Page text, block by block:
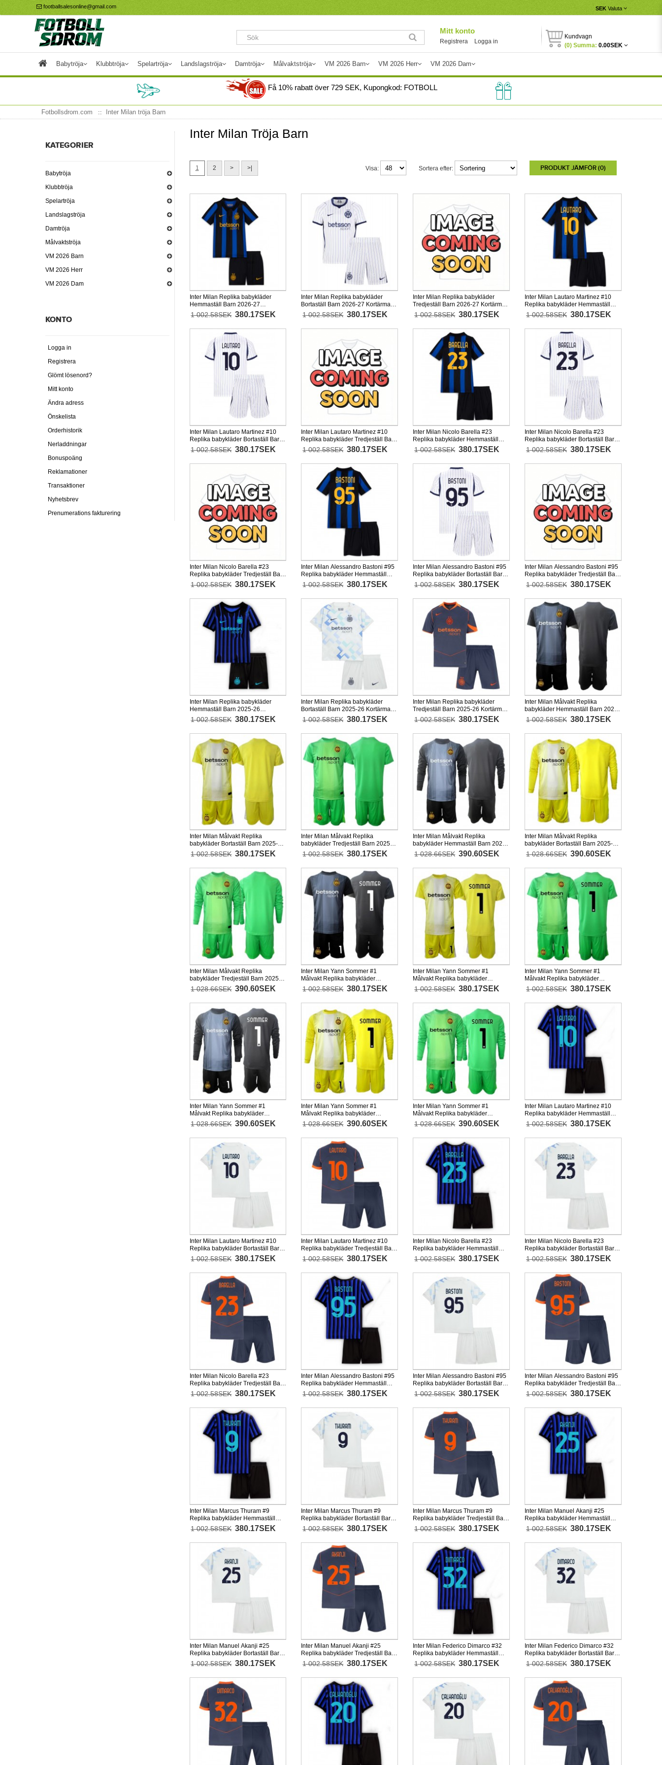
footballsalesonline@gmail.com SEK Valuta
Mitt konto
Registrera Logga in
Kundvagn
(0) Summa: 0.00SEK
Babytröja Klubbtröja Spelartröja Landslagströja Damtröja Målvaktströja VM 2026 Barn VM 2026 Herr VM 2026 Dam
Få 10%rabatt över 729SEK, Kupongkod: FOTBOLL
Fotbollsdrom.com Inter Milan tröja Barn
KATEGORIER
Babytröja
Klubbtröja
Spelartröja
Landslagströja
Damtröja
Målvaktströja
VM 2026 Barn
VM 2026 Herr
VM 2026 Dam
KONTO
Logga in
Registrera
Glömt lösenord?
Mitt konto
Ändra adress
Önskelista
Orderhistorik
Nerladdningar
Bonuspoäng
Reklamationer
Transaktioner
Nyhetsbrev
Prenumerations fakturering
Inter Milan Tröja Barn
1 2 > >| PRODUKT JÄMFÖR (0)
Sortera efter:
Visa:
Inter Milan Replika babykläder
Hemmaställ Barn 2026-27
Kortärmad (+ korta byxor)
1 002.58SEK 380.17SEK
Inter Milan Replika babykläder
Bortaställ Barn 2026-27 Kortärmad
(+ korta byxor)
1 002.58SEK 380.17SEK
Inter Milan Replika babykläder
Tredjeställ Barn 2026-27 Kortärmad
(+ korta byxor)
1 002.58SEK 380.17SEK
Inter Milan Lautaro Martinez #10
Replika babykläder Hemmaställ
Barn 2026-27 Kortärmad (+ korta
byxor)
1 002.58SEK 380.17SEK
Inter Milan Lautaro Martinez #10
Replika babykläder Bortaställ Barn
2026-27 Kortärmad (+ korta byxor)
1 002.58SEK 380.17SEK
Inter Milan Lautaro Martinez #10
Replika babykläder Tredjeställ Barn
2026-27 Kortärmad (+ korta byxor)
1 002.58SEK 380.17SEK
Inter Milan Nicolo Barella #23
Replika babykläder Hemmaställ
Barn 2026-27 Kortärmad (+ korta
byxor)
1 002.58SEK 380.17SEK
Inter Milan Nicolo Barella #23
Replika babykläder Bortaställ Barn
2026-27 Kortärmad (+ korta byxor)
1 002.58SEK 380.17SEK
Inter Milan Nicolo Barella #23
Replika babykläder Tredjeställ Barn
2026-27 Kortärmad (+ korta byxor)
1 002.58SEK 380.17SEK
Inter Milan Alessandro Bastoni #95
Replika babykläder Hemmaställ
Barn 2026-27 Kortärmad (+ korta
byxor)
1 002.58SEK 380.17SEK
Inter Milan Alessandro Bastoni #95
Replika babykläder Bortaställ Barn
2026-27 Kortärmad (+ korta byxor)
1 002.58SEK 380.17SEK
Inter Milan Alessandro Bastoni #95
Replika babykläder Tredjeställ Barn
2026-27 Kortärmad (+ korta byxor)
1 002.58SEK 380.17SEK
Inter Milan Replika babykläder
Hemmaställ Barn 2025-26
Kortärmad (+ korta byxor)
1 002.58SEK 380.17SEK
Inter Milan Replika babykläder
Bortaställ Barn 2025-26 Kortärmad
(+ korta byxor)
1 002.58SEK 380.17SEK
Inter Milan Replika babykläder
Tredjeställ Barn 2025-26 Kortärmad
(+ korta byxor)
1 002.58SEK 380.17SEK
Inter Milan Målvakt Replika
babykläder Hemmaställ Barn 2025-
26 Kortärmad (+ korta byxor)
1 002.58SEK 380.17SEK
Inter Milan Målvakt Replika
babykläder Bortaställ Barn 2025-26
Kortärmad (+ korta byxor)
1 002.58SEK 380.17SEK
Inter Milan Målvakt Replika
babykläder Tredjeställ Barn 2025-
26 Kortärmad (+ korta byxor)
1 002.58SEK 380.17SEK
Inter Milan Målvakt Replika
babykläder Hemmaställ Barn 2025-
26 Långärmad (+ korta byxor)
1 028.66SEK 390.60SEK
Inter Milan Målvakt Replika
babykläder Bortaställ Barn 2025-26
Långärmad (+ korta byxor)
1 028.66SEK 390.60SEK
Inter Milan Målvakt Replika
babykläder Tredjeställ Barn 2025-
26 Långärmad (+ korta byxor)
1 028.66SEK 390.60SEK
Inter Milan Yann Sommer #1
Målvakt Replika babykläder
Hemmaställ Barn 2025-26
Kortärmad (+ korta byxor)
1 002.58SEK 380.17SEK
Inter Milan Yann Sommer #1
Målvakt Replika babykläder
Bortaställ Barn 2025-26 Kortärmad
(+ korta byxor)
1 002.58SEK 380.17SEK
Inter Milan Yann Sommer #1
Målvakt Replika babykläder
Tredjeställ Barn 2025-26 Kortärmad
(+ korta byxor)
1 002.58SEK 380.17SEK
Inter Milan Yann Sommer #1
Målvakt Replika babykläder
Hemmaställ Barn 2025-26
Långärmad (+ korta byxor)
1 028.66SEK 390.60SEK
Inter Milan Yann Sommer #1
Målvakt Replika babykläder
Bortaställ Barn 2025-26 Långärmad
(+ korta byxor)
1 028.66SEK 390.60SEK
Inter Milan Yann Sommer #1
Målvakt Replika babykläder
Tredjeställ Barn 2025-26
Långärmad (+ korta byxor)
1 028.66SEK 390.60SEK
Inter Milan Lautaro Martinez #10
Replika babykläder Hemmaställ
Barn 2025-26 Kortärmad (+ korta
byxor)
1 002.58SEK 380.17SEK
Inter Milan Lautaro Martinez #10
Replika babykläder Bortaställ Barn
2025-26 Kortärmad (+ korta byxor)
1 002.58SEK 380.17SEK
Inter Milan Lautaro Martinez #10
Replika babykläder Tredjeställ Barn
2025-26 Kortärmad (+ korta byxor)
1 002.58SEK 380.17SEK
Inter Milan Nicolo Barella #23
Replika babykläder Hemmaställ
Barn 2025-26 Kortärmad (+ korta
byxor)
1 002.58SEK 380.17SEK
Inter Milan Nicolo Barella #23
Replika babykläder Bortaställ Barn
2025-26 Kortärmad (+ korta byxor)
1 002.58SEK 380.17SEK
Inter Milan Nicolo Barella #23
Replika babykläder Tredjeställ Barn
2025-26 Kortärmad (+ korta byxor)
1 002.58SEK 380.17SEK
Inter Milan Alessandro Bastoni #95
Replika babykläder Hemmaställ
Barn 2025-26 Kortärmad (+ korta
byxor)
1 002.58SEK 380.17SEK
Inter Milan Alessandro Bastoni #95
Replika babykläder Bortaställ Barn
2025-26 Kortärmad (+ korta byxor)
1 002.58SEK 380.17SEK
Inter Milan Alessandro Bastoni #95
Replika babykläder Tredjeställ Barn
2025-26 Kortärmad (+ korta byxor)
1 002.58SEK 380.17SEK
Inter Milan Marcus Thuram #9
Replika babykläder Hemmaställ
Barn 2025-26 Kortärmad (+ korta
byxor)
1 002.58SEK 380.17SEK
Inter Milan Marcus Thuram #9
Replika babykläder Bortaställ Barn
2025-26 Kortärmad (+ korta byxor)
1 002.58SEK 380.17SEK
Inter Milan Marcus Thuram #9
Replika babykläder Tredjeställ Barn
2025-26 Kortärmad (+ korta byxor)
1 002.58SEK 380.17SEK
Inter Milan Manuel Akanji #25
Replika babykläder Hemmaställ
Barn 2025-26 Kortärmad (+ korta
byxor)
1 002.58SEK 380.17SEK
Inter Milan Manuel Akanji #25
Replika babykläder Bortaställ Barn
2025-26 Kortärmad (+ korta byxor)
1 002.58SEK 380.17SEK
Inter Milan Manuel Akanji #25
Replika babykläder Tredjeställ Barn
2025-26 Kortärmad (+ korta byxor)
1 002.58SEK 380.17SEK
Inter Milan Federico Dimarco #32
Replika babykläder Hemmaställ
Barn 2025-26 Kortärmad (+ korta
byxor)
1 002.58SEK 380.17SEK
Inter Milan Federico Dimarco #32
Replika babykläder Bortaställ Barn
2025-26 Kortärmad (+ korta byxor)
1 002.58SEK 380.17SEK